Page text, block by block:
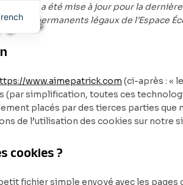
a été mise à jour pour la
permanents légaux de l’Espace
www.aimepatrick.com (ci-après : «
(par simplification, toutes ces
placés par des tierces parties que
de l’utilisation des cookies sur notre
cookies ?
fichier simple envoyé avec les